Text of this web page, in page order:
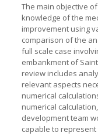
The main objective
knowledge of the
improvement using
comparison of the
full scale case
embankment of
review includes
relevant aspects
numerical
numerical
development team
capable to